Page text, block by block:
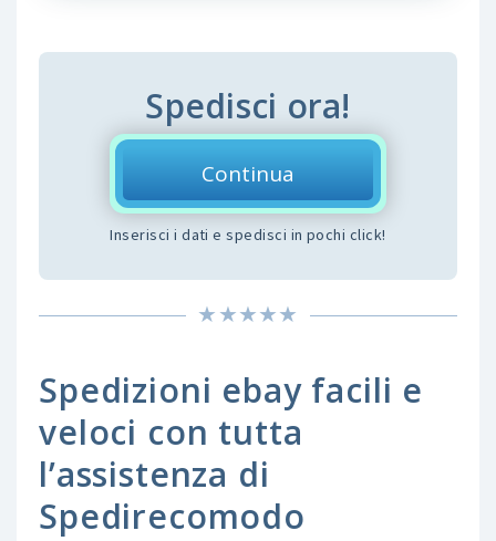
Spedisci ora!
Continua
Inserisci i dati e spedisci in pochi click!
Spedizioni ebay facili e
veloci con tutta
l’assistenza di
Spedirecomodo